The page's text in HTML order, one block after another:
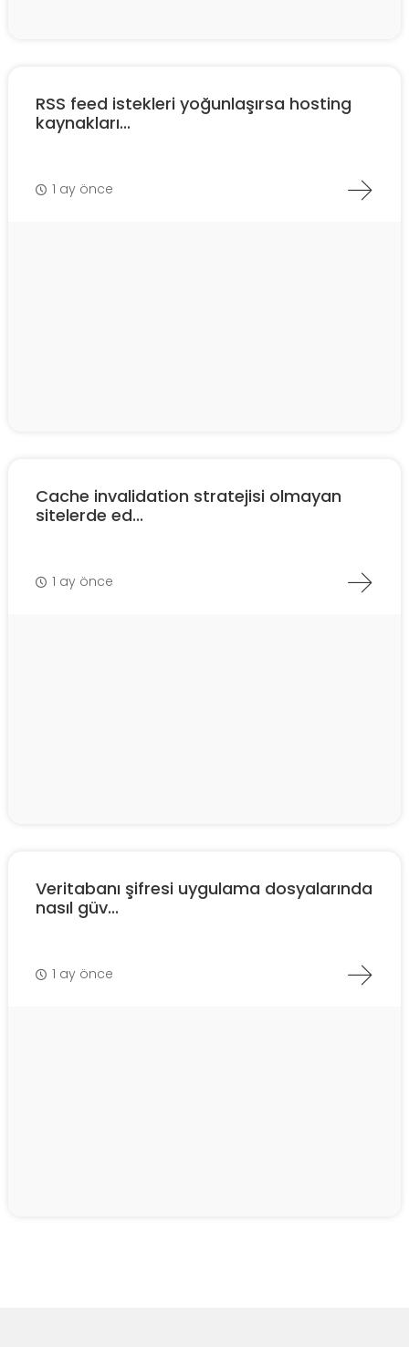
RSS feed istekleri yoğunlaşırsa hosting
kaynakları...
1 ay önce
Cache invalidation stratejisi olmayan
sitelerde ed...
1 ay önce
Veritabanı şifresi uygulama dosyalarında
nasıl güv...
1 ay önce